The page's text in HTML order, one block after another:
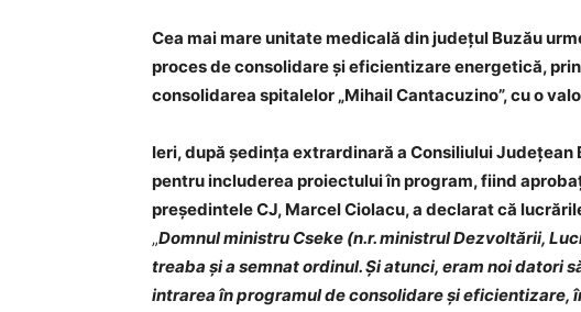
Cea mai mare unitate medicală din județul Buzău
proces de consolidare și eficientizare energetică,
consolidarea spitalelor „Mihail Cantacuzino”, cu o
Ieri, după ședința extrardinară a Consiliului
pentru includerea proiectului în program, fiind
președintele CJ, Marcel Ciolacu, a declarat că
„Domnul ministru Cseke (n.r. ministrul Dezvoltării,
treaba și a semnat ordinul. Și atunci, eram noi datori
intrarea în programul de consolidare și eficientizare,